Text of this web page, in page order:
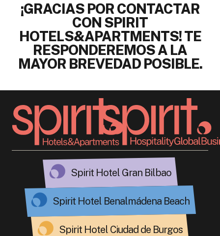
¡GRACIAS POR CONTACTAR
CON SPIRIT
HOTELS&APARTMENTS! TE
RESPONDEREMOS A LA
MAYOR BREVEDAD POSIBLE.
Spirit Hotel Gran Bilbao
Spirit Hotel Benalmádena Beach
Spirit Hotel Ciudad de Burgos